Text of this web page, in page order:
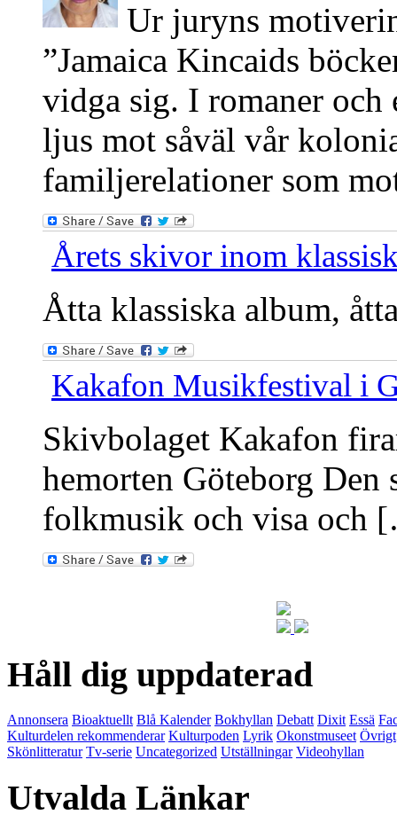
Ur juryns
”Jamaica Kincaids
vidga sig. I romaner
ljus mot såväl vår
familjerelationer som
Årets skivor inom
Åtta klassiska album,
Kakafon Musikfestival i
Skivbolaget Kakafon
hemorten Göteborg Den
folkmusik och visa och
Håll dig uppdaterad
Annonsera Bioaktuellt Blå Kalender Bokhyllan Debatt Dixit Essä
Kulturdelen rekommenderar Kulturpoden Lyrik Okonstmuseet Övrigt
Skönlitteratur Tv-serie Uncategorized Utställningar Videohyllan
Utvalda Länkar